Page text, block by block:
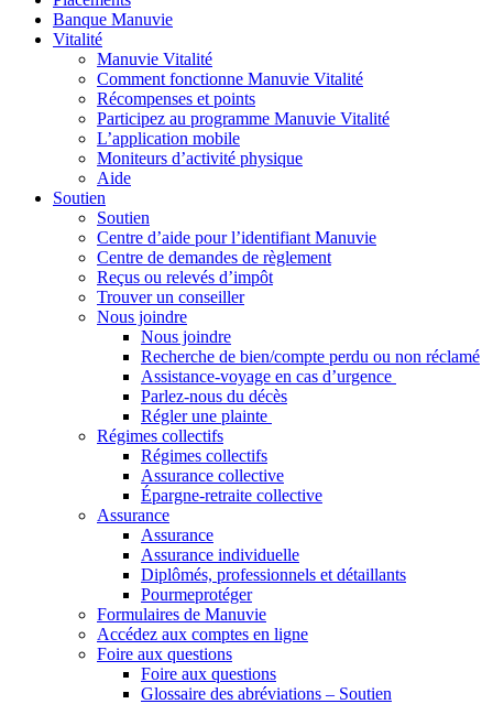
Banque Manuvie
Vitalité
Manuvie Vitalité
Comment fonctionne Manuvie Vitalité
Récompenses et points
Participez au programme Manuvie Vitalité
L’application mobile
Moniteurs d’activité physique
Aide
Soutien
Soutien
Centre d’aide pour l’identifiant Manuvie
Centre de demandes de règlement
Reçus ou relevés d’impôt
Trouver un conseiller
Nous joindre
Nous joindre
Recherche de bien/compte perdu ou non réclamé
Assistance-voyage en cas d’urgence
Parlez-nous du décès
Régler une plainte
Régimes collectifs
Régimes collectifs
Assurance collective
Épargne-retraite collective
Assurance
Assurance
Assurance individuelle
Diplômés, professionnels et détaillants
Pourmeprotéger
Formulaires de Manuvie
Accédez aux comptes en ligne
Foire aux questions
Foire aux questions
Glossaire des abréviations – Soutien